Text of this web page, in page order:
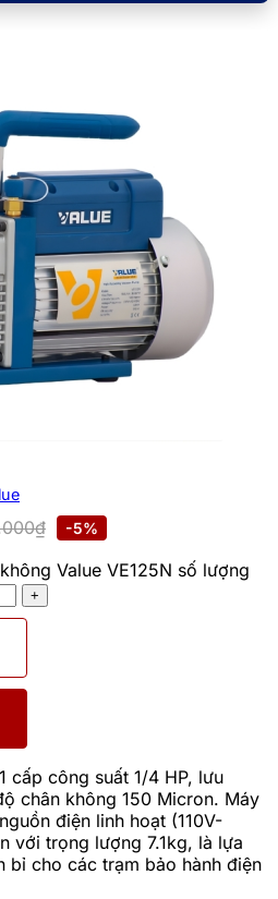
-5%
Value VE125N số lượng
cấp công suất 1/4 HP, lưu
chân không 150 Micron. Máy
điện linh hoạt (110V-
với trọng lượng 7.1kg, là lựa
bỉ cho các trạm bảo hành điện